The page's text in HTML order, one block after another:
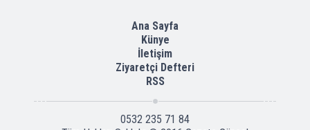
Ana Sayfa
Künye
İletişim
Ziyaretçi Defteri
RSS
0532 235 71 84